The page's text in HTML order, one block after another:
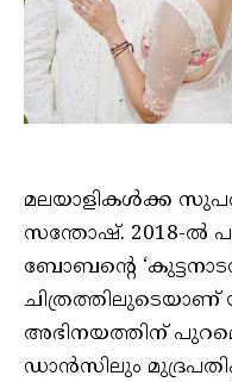
മലയാളികള്‍ക്ക
സന്തോഷ്. 2018-ല്‍
ബോബന്റെ ‘കുട്ടനാടന്‍
ചിത്രത്തിലുടെയാണ്
അഭിനയത്തിന്
ഡാന്‍സിലും